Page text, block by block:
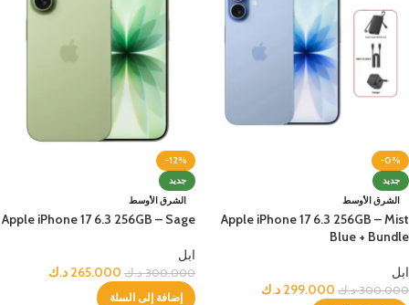
-0%
جديد
الشرق الأوسط
Apple iPhone 17 6.3 256GB – Mist
Blue + Bundle
ابل
300.000 د.ك 299.000 د.ك
-12%
جديد
الشرق الأوسط
Apple iPhone 17 6.3 256GB – Sage
ابل
300.000 د.ك 265.000 د.ك
إضافة إلى السلة